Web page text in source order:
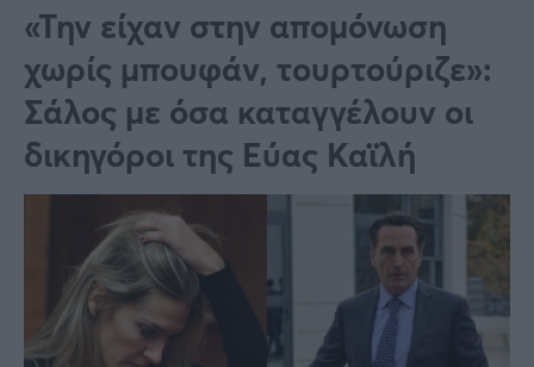
Πολιτική
Τράπεζες
Επιδοτήσεις
ΕΣΠΑ
Κόσμος
Lifestyle
Αθλητικά
Υγεία
Γυναίκα
«Την είχαν στην απομόνωση
χωρίς μπουφάν, τουρτούριζε»:
Σάλος με όσα καταγγέλουν οι
δικηγόροι της Εύας Καϊλή